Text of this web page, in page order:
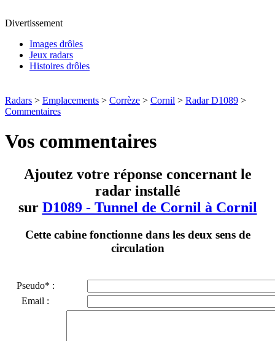
Divertissement
Images drôles
Jeux radars
Histoires drôles
Radars > Emplacements > Corrèze > Cornil > Radar D1089 >
Commentaires
Vos commentaires
Ajoutez votre réponse concernant le
radar installé
sur D1089 - Tunnel de Cornil à Cornil
Cette cabine fonctionne dans les deux sens de
circulation
Pseudo* :
Email :